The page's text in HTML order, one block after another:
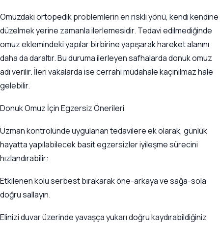
Omuzdaki ortopedik problemlerin en riskli yönü, kendi kendine
düzelmek yerine zamanla ilerlemesidir. Tedavi edilmediğinde
omuz eklemindeki yapılar birbirine yapışarak hareket alanını
daha da daraltır. Bu duruma ilerleyen safhalarda donuk omuz
adı verilir. İleri vakalarda ise cerrahi müdahale kaçınılmaz hale
gelebilir.
Donuk Omuz İçin Egzersiz Önerileri
Uzman kontrolünde uygulanan tedavilere ek olarak, günlük
hayatta yapılabilecek basit egzersizler iyileşme sürecini
hızlandırabilir:
Etkilenen kolu serbest bırakarak öne-arkaya ve sağa-sola
doğru sallayın.
Elinizi duvar üzerinde yavaşça yukarı doğru kaydırabildiğiniz